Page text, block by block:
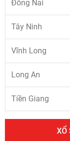
Đồng Nai
Tây Ninh
Vĩnh Long
Long An
Tiền Giang
XỔ